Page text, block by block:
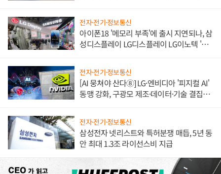
전자·전기·정보통신
아이폰18 '메모리 부족'에 출시 지연되나, 삼
성디스플레이 LG디스플레이 LG이노텍 '탈
전자·전기·정보통신
[AI 뭉쳐야 산다⑧] LG·엔비디아 '피지컬 AI'
동맹 강화, 구광모 제조·데이터·기술 결집
전자·전기·정보통신
삼성전자 넷리스트와 특허분쟁 매듭, 5년 동
안 최대 1.3조 라이선스비 지급